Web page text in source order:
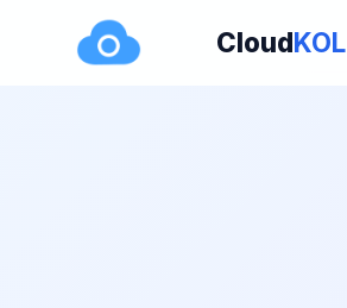
CloudKOL